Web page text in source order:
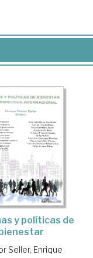
y políticas de
Seller, Enrique